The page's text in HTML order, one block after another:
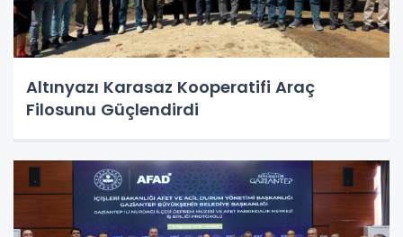
Altınyazı Karasaz Kooperatifi Araç
Filosunu Güçlendirdi